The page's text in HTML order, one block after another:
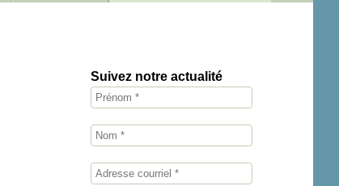
Suivez notre actualité